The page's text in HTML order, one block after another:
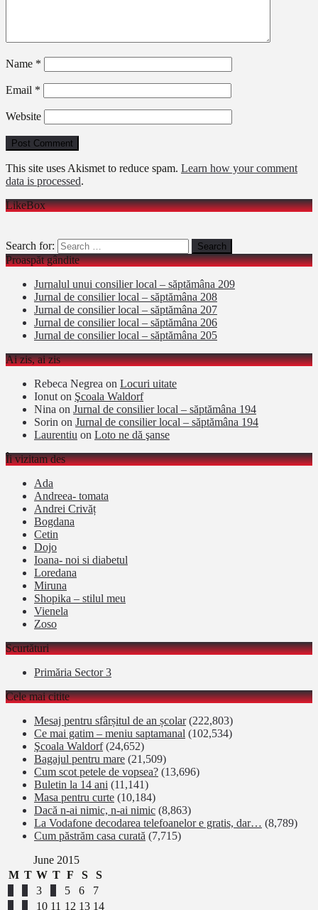
Name *
Email *
Website
This site uses Akismet to reduce spam. Learn how your comment
data is processed.
LikeBox
Search for:
Proaspăt gândite
Jurnalul unui consilier local – săptămâna 209
Jurnal de consilier local – săptămâna 208
Jurnal de consilier local – săptămâna 207
Jurnal de consilier local – săptămâna 206
Jurnal de consilier local – săptămâna 205
Ai zis, ai zis
Rebeca Negrea on Locuri uitate
Ionuton Şcoala Waldorf
Nina on Jurnal de consilier local – săptămâna 194
Sorin on Jurnal de consilier local – săptămâna 194
Laurentiu on Loto ne dă şanse
Îi vizitam des
Ada
Andreea- tomata
Andrei Crivăț
Bogdana
Cetin
Dojo
Ioana- noi si diabetul
Loredana
Miruna
Shopika – stilul meu
Vienela
Zoso
Scurtături
Primăria Sector 3
Cele mai citite
Mesaj pentru sfârșitul de an școlar (222,803)
Ce mai gatim – meniu saptamanal (102,534)
Şcoala Waldorf (24,652)
Bagajul pentru mare (21,509)
Cum scot petele de vopsea? (13,696)
Buletin la 14 ani (11,141)
Masa pentru curte (10,184)
Dacă n-ai nimic, n-ai nimic (8,863)
La Vodafone decodarea telefoanelor e gratis, dar… (8,789)
Cum păstrăm casa curată (7,715)
June 2015
M T W T F S
S
3 5 6
7
10 11 12 13 14